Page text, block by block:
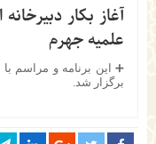
آغاز بکار
علمیه جهرم
➕ این برنامه و مراسم
برگزار شد.